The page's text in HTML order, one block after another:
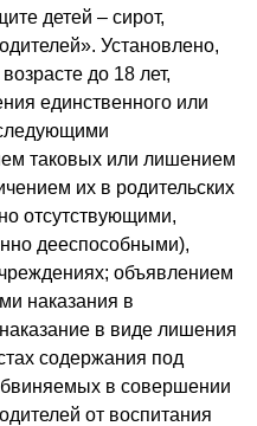
детей – сирот,
Установлено,
до 18 лет,
единственного или
таковых или лишением
их в родительских
отсутствующими,
дееспособными),
объявлением
наказания в
в виде лишения
содержания под
в совершении
от воспитания